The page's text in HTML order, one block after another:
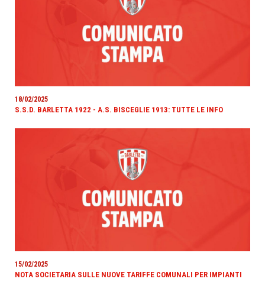
18/02/2025
S.S.D. BARLETTA 1922 - A.S. BISCEGLIE 1913: TUTTE LE INFO
15/02/2025
NOTA SOCIETARIA SULLE NUOVE TARIFFE COMUNALI PER IMPIANTI